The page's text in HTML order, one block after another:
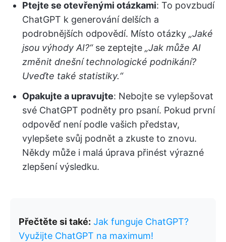
Ptejte se otevřenými otázkami: To povzbudí
ChatGPT k generování delších a
podrobnějších odpovědí. Místo otázky „Jaké
jsou výhody AI?“ se zeptejte „Jak může AI
změnit dnešní technologické podnikání?
Uveďte také statistiky.“
Opakujte a upravujte: Nebojte se vylepšovat
své ChatGPT podněty pro psaní. Pokud první
odpověď není podle vašich představ,
vylepšete svůj podnět a zkuste to znovu.
Někdy může i malá úprava přinést výrazné
zlepšení výsledku.
Přečtěte si také: Jak funguje ChatGPT?
Využijte ChatGPT na maximum!